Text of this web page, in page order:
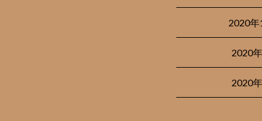
2020年
2020
2020